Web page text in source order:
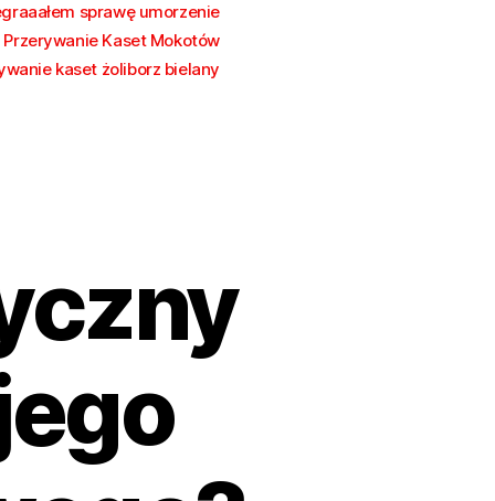
sprawę umorzenie
Przerywanie Kaset Mokotów
kaset żoliborz bielany